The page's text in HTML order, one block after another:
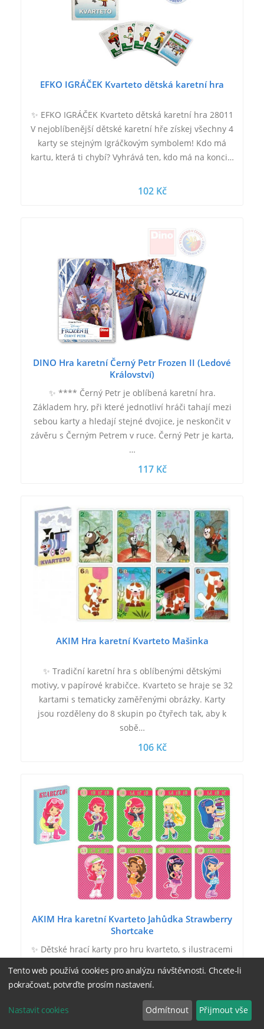
EFKO IGRÁČEK Kvarteto dětská karetní hra
✨ EFKO IGRÁČEK Kvarteto dětská karetní hra 28011
V nejoblíbenější dětské karetní hře získej všechny 4
karty se stejným Igráčkovým symbolem! Kdo má
kartu, která ti chybí? Vyhrává ten, kdo má na konci…
102 Kč
DINO Hra karetní Černý Petr Frozen II (Ledové
Království)
✨ **** Černý Petr je oblíbená karetní hra.
Základem hry, při které jednotliví hráči tahají mezi
sebou karty a hledají stejné dvojice, je neskončit v
závěru s Černým Petrem v ruce. Černý Petr je karta,
…
117 Kč
AKIM Hra karetní Kvarteto Mašinka
✨ Tradiční karetní hra s oblíbenými dětskými
motivy, v papírové krabičce. Kvarteto se hraje se 32
kartami s tematicky zaměřenými obrázky. Karty
jsou rozděleny do 8 skupin po čtyřech tak, aby k
sobě…
106 Kč
AKIM Hra karetní Kvarteto Jahůdka Strawberry
Shortcake
✨ Dětské hrací karty pro hru kvarteto, s ilustracemi
Kvarteto se hraje se 32 kartami s tematicky
zaměřenými obrázky. Karty jsou rozděleny do 8
skupin po…
Tento web používá cookies pro analýzu návštěvnosti. Chcete-li
pokračovat, potvrďte prosím nastavení.
Nastavit cookies Odmítnout Přijmout vše